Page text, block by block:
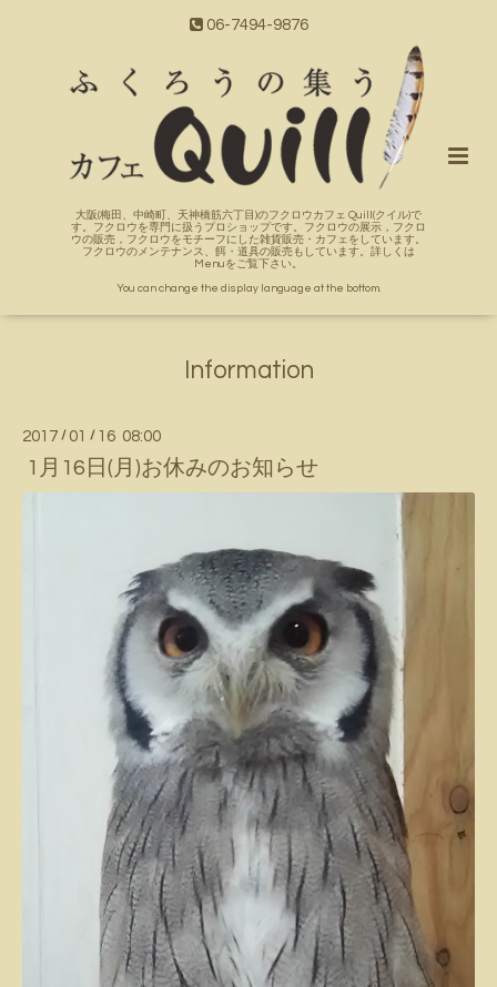
06-7494-9876
大阪(梅田、中崎町、天神橋筋六丁目)のフクロウカフェ Quill(クイル)で
す。フクロウを専門に扱うプロショップです。フクロウの展示，フクロ
ウの販売，フクロウをモチーフにした雑貨販売・カフェをしています。
フクロウのメンテナンス、餌・道具の販売もしています。詳しくは
Menuをご覧下さい。
You can change the display language at the bottom.
Information
2017 / 01 / 16 08:00
1月16日(月)お休みのお知らせ